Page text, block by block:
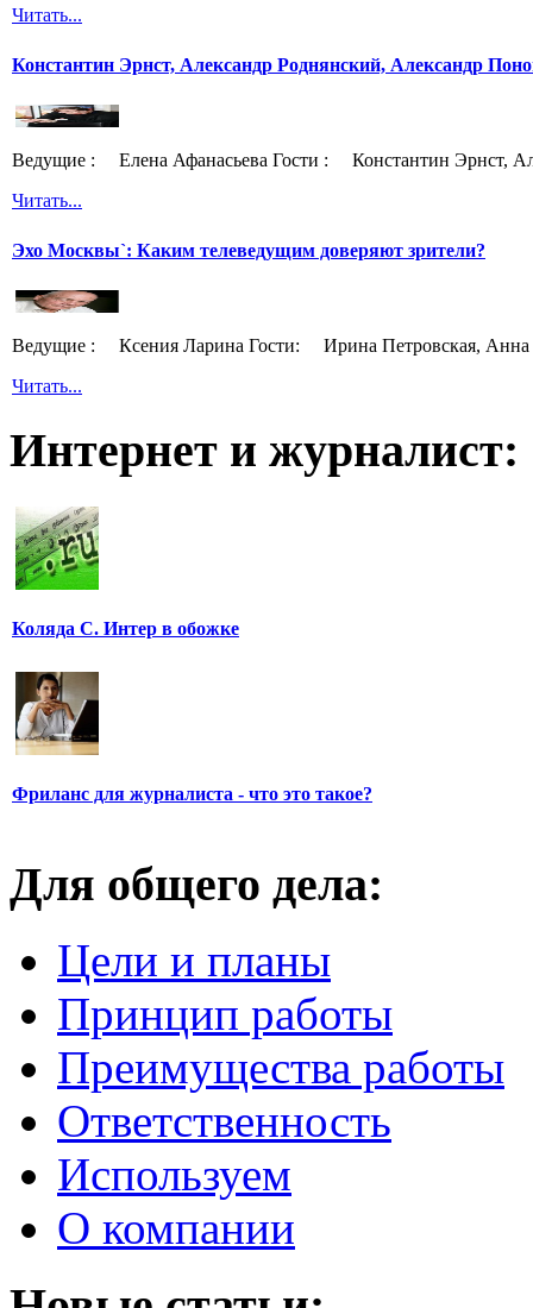
Читать...
Константин Эрнст, Александр Роднянский, Александр
Ведущие : Елена Афанасьева Гости : Константин Эрнст,
Читать...
Эхо Москвы`: Каким телеведущим доверяют зрители?
Ведущие : Ксения Ларина Гости: Ирина Петровская, Анна
Читать...
Интернет и журналист:
Коляда С. Интер в обожке
Фриланс для журналиста - что это такое?
Для общего дела:
Цели и планы
Принцип работы
Преимущества работы
Ответственность
Используем
О компании